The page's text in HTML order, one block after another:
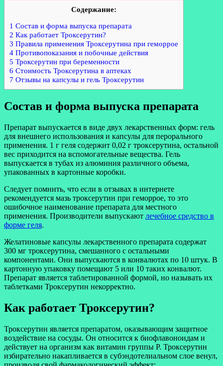
Содержание:
1 Состав и форма выпуска препарата
2 Как работает Троксерутин?
3 Правила применения Троксерутина при геморрое
4 Противопоказания и побочные действия
5 Троксерутин при беременности
6 Стоимость Троксерутина в аптеках
7 Отзывы на капсулы и гель Троксерутин
Состав и форма выпуска препарата
Препарат выпускается в виде двух лекарственных форм: гель
для внешнего использования и капсулы для перорального
применения. 1 г геля содержит 0,02 г троксерутина, остальной
вес приходится на вспомогательные вещества. Гель
выпускается в тубах из алюминия различного объема,
упакованных в картонные коробки.
Следует помнить, что если в отзывах в интернете
рекомендуется мазь троксерутин при геморрое, то это
ошибочное наименование препарата для местного
применения. Производители выпускают лечебное средство в
форме геля.
Желатиновые капсулы лекарственного препарата содержат
300 мг троксерутина, смешанного с остальными
компонентами. Они выпускаются в конвалютах по 10 штук. В
картонную упаковку помещают 5 или 10 таких конвалют.
Препарат является таблетированной формой, но называть их
таблетками Троксерутин некорректно.
Как работает Троксерутин?
Троксерутин является препаратом, оказывающим защитное
воздействие на сосуды. Он относится к биофлавоноидам и
действует на организм как витамин группы Р. Троксерутин
избирательно накапливается в субэндотелиальном слое венул,